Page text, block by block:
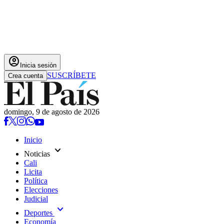
account_circle Inicia sesión
Crea cuenta SUSCRÍBETE
domingo, 9 de agosto de 2026
Inicio
Noticias expand_more
Cali
Licita
Política
Elecciones
Judicial
Deportes expand_more
Economía